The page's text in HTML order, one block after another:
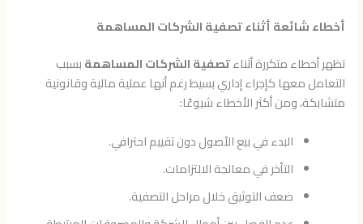
أخطاء شائعة أثناء تصفية الشركات المساهمة
تظهر أخطاء متكررة أثناءتصفية الشركات المساهمةبسبب
التعامل معها كإجراء إداري بسيط رغم أنها عملية مالية وقانونية
متشابكة، ومن أكثر الأخطاء شيوعًا:
البدء في بيع الأصول دون تقييم احترافي.
التأخر في معالجة الالتزامات.
ضعف التوثيق خلال مراحل التصفية.